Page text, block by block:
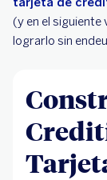
(y en el
lograrlo sin